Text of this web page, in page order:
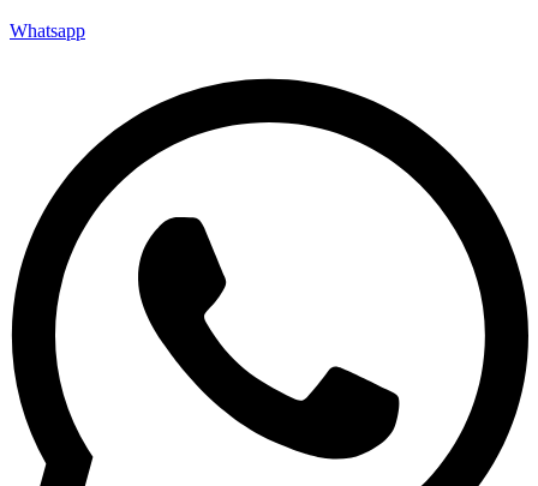
Whatsapp